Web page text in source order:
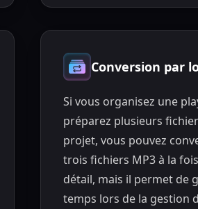
Conversion par
Si vous organisez une
préparez plusieurs
projet, vous pouvez
trois fichiers MP3 à la
détail, mais il permet de
temps lors de la gestion